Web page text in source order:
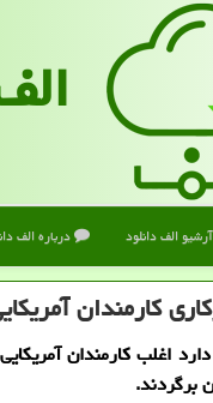
آرشیو الف دانلود درباره الف
كارمندان
دارد اغلب کارمندان
برگردند.